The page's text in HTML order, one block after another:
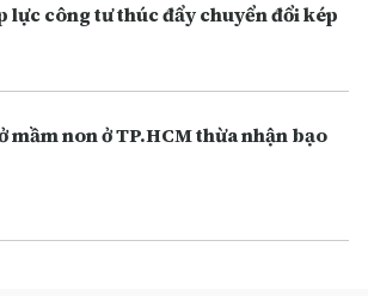
lực công tư thúc đẩy chuyển đổi kép
mầm non ở TP.HCM thừa nhận bạo